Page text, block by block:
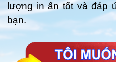
lượng in ấn tốt và đáp
bạn.